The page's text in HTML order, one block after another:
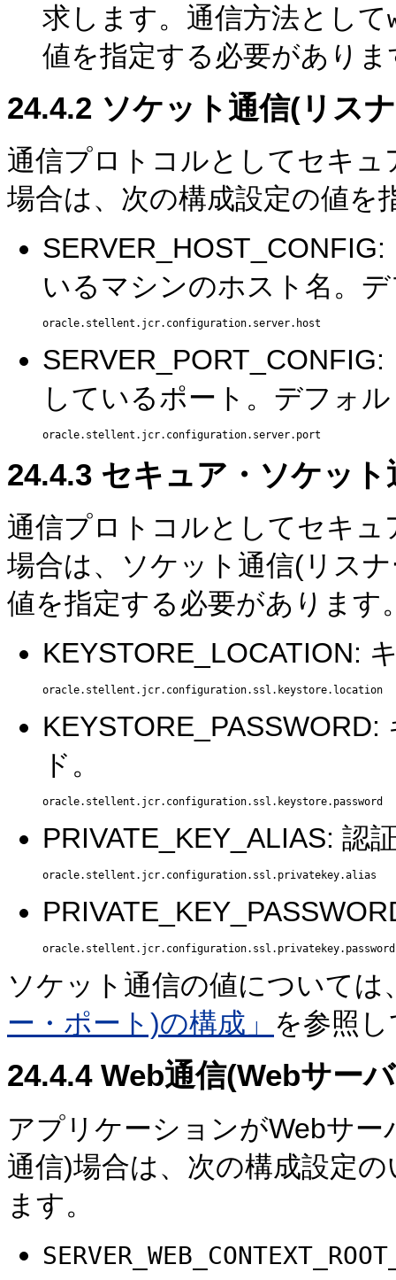
求します。通信方法として
値を指定する必要がありま
24.4.2 ソケット通信(リス
通信プロトコルとしてセキ
場合は、次の構成設定の値を
いるマシンのホスト名。
しているポート。デフォ
24.4.3 セキュア・ソケッ
通信プロトコルとしてセキ
場合は、ソケット通信(リス
値を指定する必要があります
KEYSTORE_LOCATION:
ド。
PRIVATE_KEY_ALIAS: 認
ソケット通信の値については
ー・ポート)の構成」 を参照
24.4.4Web通信(Webサー
アプリケーションがWebサ
通信)場合は、次の構成設定
ます。